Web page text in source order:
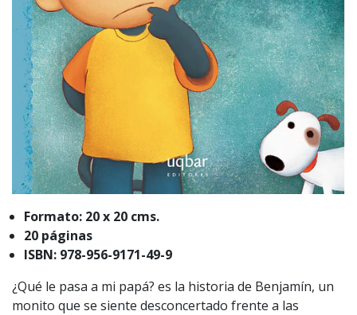
Formato: 20 x 20 cms.
20 páginas
ISBN: 978-956-9171-49-9
¿Qué le pasa a mi papá? es la historia de Benjamín, un
monito que se siente desconcertado frente a las